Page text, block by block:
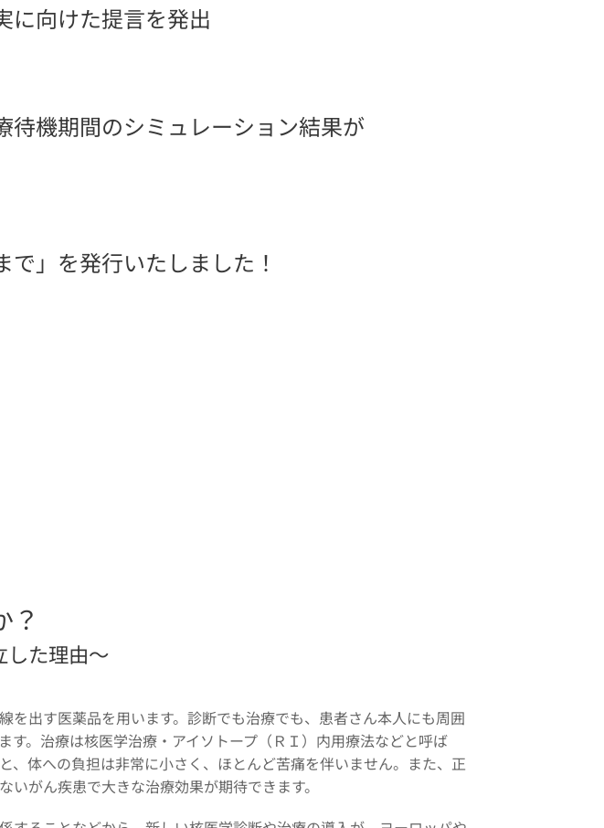
に向けた提言を発出
待機期間のシミュレーション結果が
」を発行いたしました！
？
した理由～
を出す医薬品を用います。診断でも治療でも、患者さん本人にも周囲
す。治療は核医学治療・アイソトープ（ＲＩ）内用療法などと呼ば
、体への負担は非常に小さく、ほとんど苦痛を伴いません。また、正
がん疾患で大きな治療効果が期待できます。